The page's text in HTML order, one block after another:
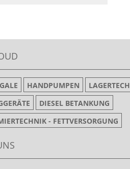
HANDPUMPEN
DIESEL BETANKUNG
- FETTVERSORGUNG